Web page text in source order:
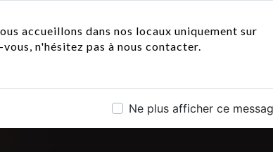
accueillons dans nos locaux uniquement sur
n'hésitez pas à nous contacter.
Ne plus afficher ce